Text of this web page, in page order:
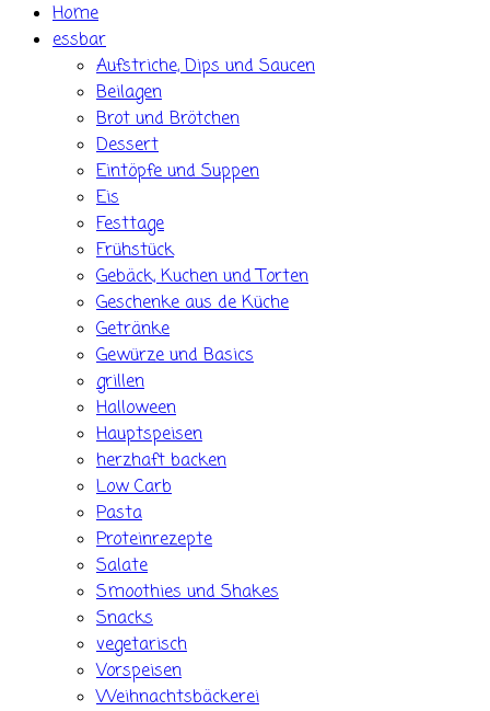
Home
essbar
Aufstriche, Dips und Saucen
Beilagen
Brot und Brötchen
Dessert
Eintöpfe und Suppen
Eis
Festtage
Frühstück
Gebäck, Kuchen und Torten
Geschenke aus de Küche
Getränke
Gewürze und Basics
grillen
Halloween
Hauptspeisen
herzhaft backen
Low Carb
Pasta
Proteinrezepte
Salate
Smoothies und Shakes
Snacks
vegetarisch
Vorspeisen
Weihnachtsbäckerei